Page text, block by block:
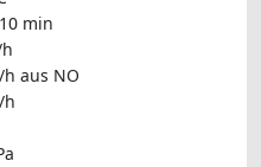
min
h aus NO
h